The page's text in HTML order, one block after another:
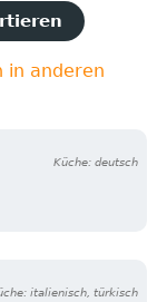
in anderen
Küche: deutsch
italienisch, türkisch